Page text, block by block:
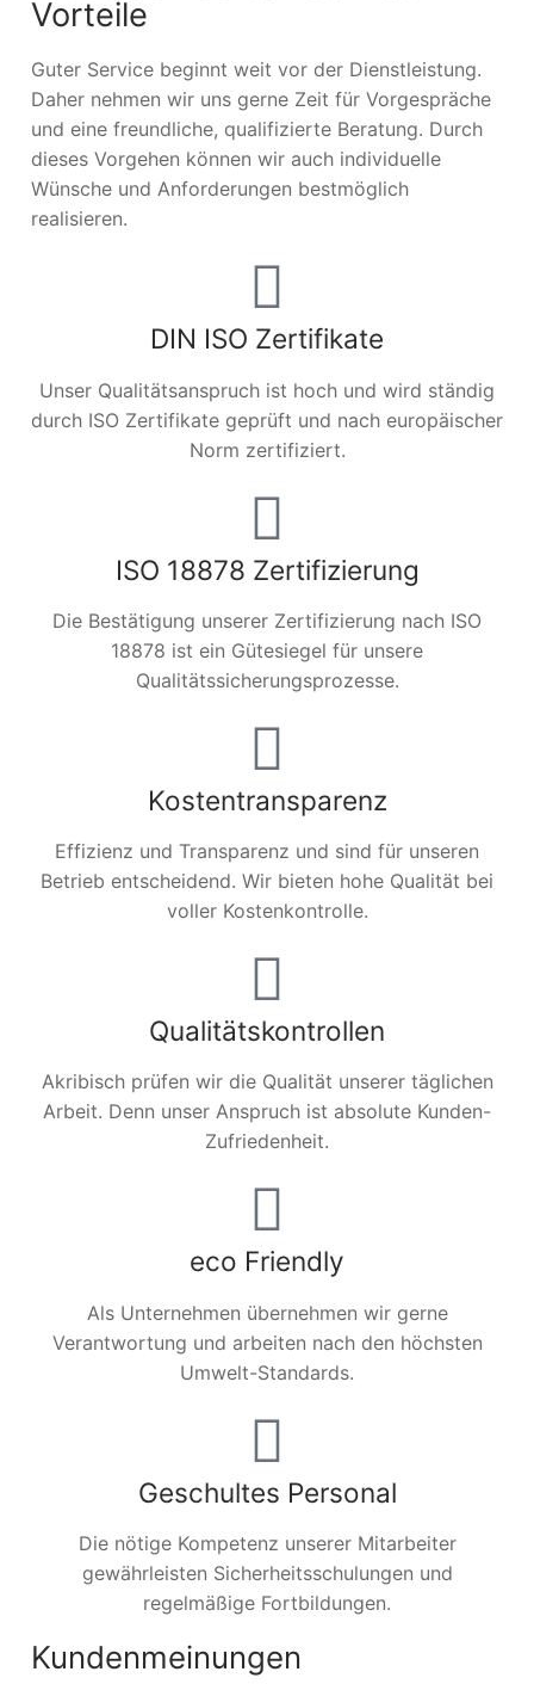
Vorteile
Guter Service beginnt weit vor der Dienstleistung.
Daher nehmen wir uns gerne Zeit für Vorgespräche
und eine freundliche, qualifizierte Beratung. Durch
dieses Vorgehen können wir auch individuelle
Wünsche und Anforderungen bestmöglich
realisieren.
DIN ISO Zertifikate
Unser Qualitätsanspruch ist hoch und wird ständig
durch ISO Zertifikate geprüft und nach europäischer
Norm zertifiziert.
ISO 18878 Zertifizierung
Die Bestätigung unserer Zertifizierung nach ISO
18878 ist ein Gütesiegel für unsere
Qualitätssicherungsprozesse.
Kostentransparenz
Effizienz und Transparenz und sind für unseren
Betrieb entscheidend. Wir bieten hohe Qualität bei
voller Kostenkontrolle.
Qualitätskontrollen
Akribisch prüfen wir die Qualität unserer täglichen
Arbeit. Denn unser Anspruch ist absolute Kunden-
Zufriedenheit.
eco Friendly
Als Unternehmen übernehmen wir gerne
Verantwortung und arbeiten nach den höchsten
Umwelt-Standards.
Geschultes Personal
Die nötige Kompetenz unserer Mitarbeiter
gewährleisten Sicherheitsschulungen und
regelmäßige Fortbildungen.
Kundenmeinungen